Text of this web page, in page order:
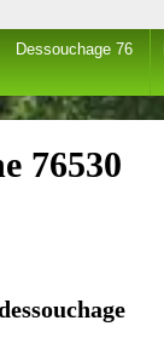
Dessouchage 76
76530